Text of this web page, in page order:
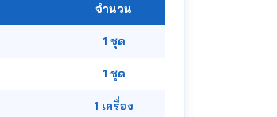
จำนวน
1 ชุด
1 ชุด
1 เครื่อง